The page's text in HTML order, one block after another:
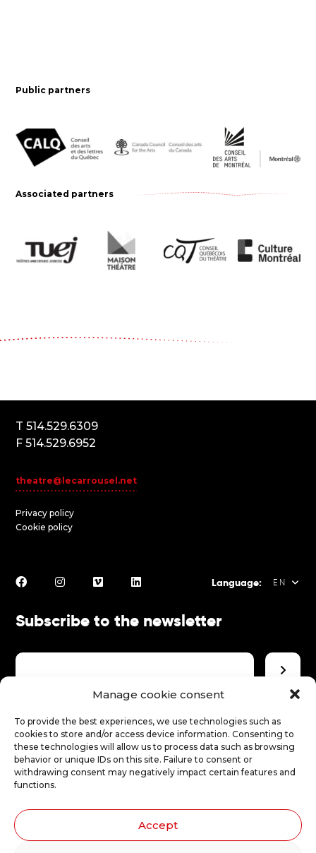
Manage cookie consent
To provide the best experiences, we use technologies such as
cookies to store and/or access device information. Consenting to
these technologies will allow us to process data such as browsing
behavior or unique IDs on this site. Failure to consent or
withdrawing consent may negatively impact certain features and
functions.
Accept
Public partners
Associated partners
T 514.529.6309
F 514.529.6952
theatre@lecarrousel.net
Privacy policy
Cookie policy
Language: EN
ES
Subscribe to the newsletter
Make a donation
Make a donation